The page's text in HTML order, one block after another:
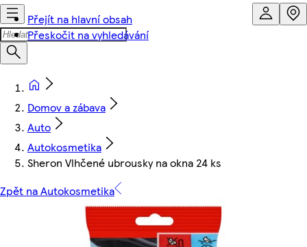
Přejít na hlavní obsah
Přeskočit na vyhledávání
Domov a zábava
Auto
Autokosmetika
Sheron Vlhčené ubrousky na okna 24 ks
Zpět na Autokosmetika